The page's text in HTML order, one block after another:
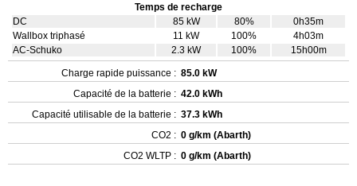
Temps de recharge
DC
85 kW 80%
0h35m
Wallbox triphasé
11 kW 100%
4h03m
AC-Schuko
2.3 kW 100% 15h00m
Charge rapide puissance : 85.0 kW
Capacité de la batterie : 42.0 kWh
Capacité utilisable de la batterie : 37.3 kWh
CO2 : 0 g/km (Abarth)
CO2 WLTP : 0 g/km (Abarth)